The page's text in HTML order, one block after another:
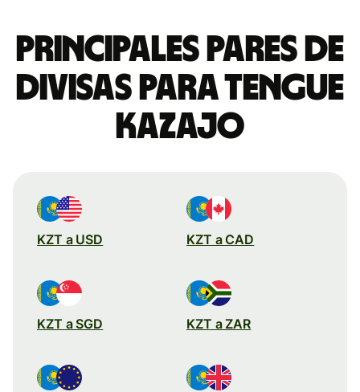
Principales pares de
divisas para tengue
kazajo
KZT a USD KZT a CAD
KZT a SGD KZT a ZAR